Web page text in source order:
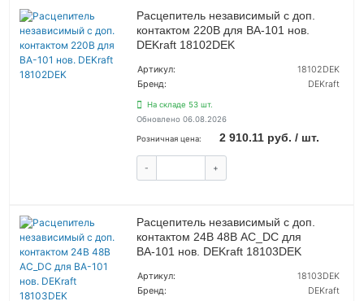
Расцепитель независимый с доп.
контактом 220В для ВА-101 нов.
DEKraft 18102DEK
Артикул:
18102DEK
Бренд:
DEKraft
На складе 53 шт.
Обновлено 06.08.2026
Розничная цена: 2 910.11 руб. / шт.
- +
Расцепитель независимый с доп.
контактом 24В 48В AC_DC для
ВА-101 нов. DEKraft 18103DEK
Артикул:
18103DEK
Бренд:
DEKraft